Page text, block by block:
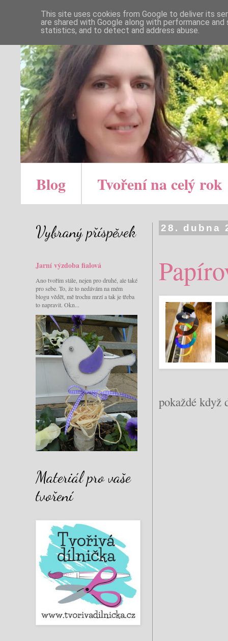
Blog Tvoření na celý rok
28. dubna
pokaždé když
Vybraný příspěvek
Jarní výzdoba fialová
Ano tvořím stále, nejen pro druhé, ale také
pro sebe. To, že to nedávám na mém
blogu vědět, mě trochu mrzí a tak je třeba
to napravit. Okn...
Materiál pro vaše
tvoření
This site uses cookies from Google to deliver its
are shared with Google along with performance
statistics, and to detect and address abuse.